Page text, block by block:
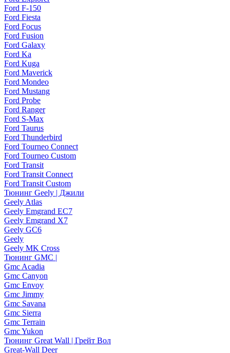
Ford F-150
Ford Fiesta
Ford Focus
Ford Fusion
Ford Galaxy
Ford Ka
Ford Kuga
Ford Maverick
Ford Mondeo
Ford Mustang
Ford Probe
Ford Ranger
Ford S-Max
Ford Taurus
Ford Thunderbird
Ford Tourneo Connect
Ford Tourneo Custom
Ford Transit
Ford Transit Connect
Ford Transit Custom
Тюнинг Geely | Джили
Geely Atlas
Geely Emgrand EC7
Geely Emgrand X7
Geely GC6
Geely
Geely MK Cross
Тюнинг GMC |
Gmc Acadia
Gmc Canyon
Gmc Envoy
Gmc Jimmy
Gmc Savana
Gmc Sierra
Gmc Terrain
Gmc Yukon
Тюнинг Great Wall | Грейт Вол
Great-Wall Deer